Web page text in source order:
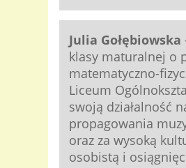
Julia Gołębiowska
klasy maturalnej o
matematyczno-
Liceum
swoją działalność
propagowania
oraz za wysoką
osobistą i